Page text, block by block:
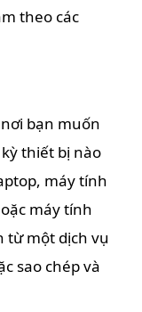
theo các
bạn muốn
thiết bị nào
máy tính
máy tính
từ một dịch vụ
sao chép và